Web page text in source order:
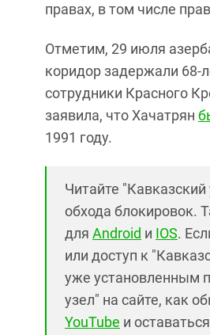
правах, в том числе
Отметим, 29 июля
коридор задержали 68-
сотрудники Красного
заявила, что Хачатрян
1991 году.
Читайте "Кавказский
обхода блокировок.
для Android и IOS.
или доступ к
уже установленным
узел" на сайте, как
YouTube и